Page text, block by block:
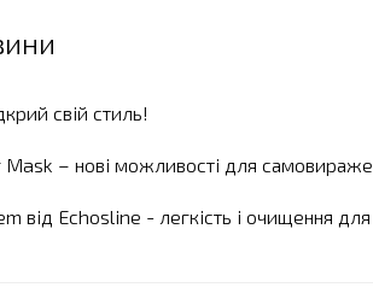
свій стиль!
– нові можливості для
від Echosline - легкість і очищення